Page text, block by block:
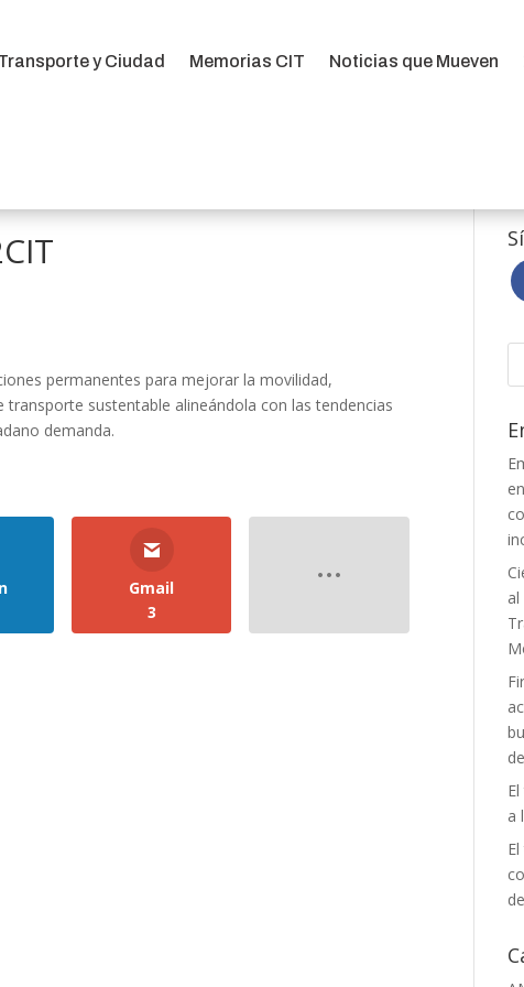
y Ciudad Memorias CIT Noticias que Mueven
permanentes para mejorar la movilidad,
sustentable alineándola con las tendencias
demanda.
Gmail
3
a